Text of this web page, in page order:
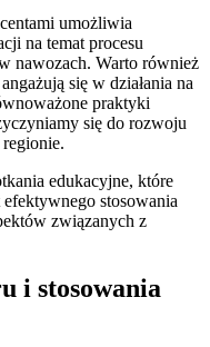
umożliwia
na temat procesu
nawozach. Warto również
się w działania na
praktyki
się do rozwoju
edukacyjne, które
stosowania
związanych z
i stosowania